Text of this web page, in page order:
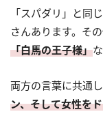
「スパダリ」と同
さんあります。そ
「白馬の王子様」
両方の言葉に共通
ン、そして女性を